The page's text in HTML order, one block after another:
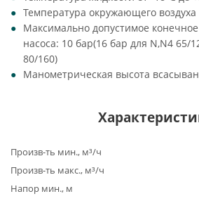
Температура окружающего воздуха
Максимально допустимое
насоса: 10 бар(16 бар для N,N4 65/
80/160)
Манометрическая высота
Произв-ть мин., м³/ч
Произв-ть макс., м³/ч
Напор мин., м